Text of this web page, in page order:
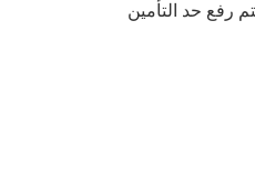
لأجر الاشتراك التأميني الحالي 12 ألفا و600 جنيه سيتم رفع حد التأمين